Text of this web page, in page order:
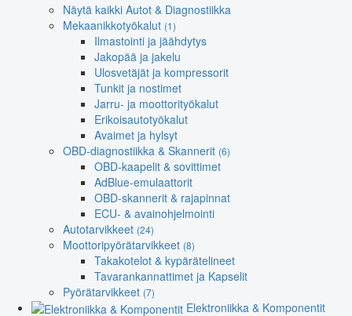
Näytä kaikki Autot & Diagnostiikka
Mekaanikkotyökalut (1)
Ilmastointi ja jäähdytys
Jakopää ja jakelu
Ulosvetäjät ja kompressorit
Tunkit ja nostimet
Jarru- ja moottorityökalut
Erikoisautotyökalut
Avaimet ja hylsyt
OBD-diagnostiikka & Skannerit (6)
OBD-kaapelit & sovittimet
AdBlue-emulaattorit
OBD-skannerit & rajapinnat
ECU- & avainohjelmointi
Autotarvikkeet (24)
Moottoripyörätarvikkeet (8)
Takakotelot & kypärätelineet
Tavarankannattimet ja Kapselit
Pyörätarvikkeet (7)
Elektroniikka & Komponentit